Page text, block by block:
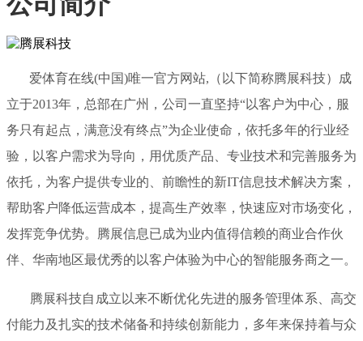
爱体育在线(中国)唯一官方网站,（以下简称腾展科技）成
立于2013年，总部在广州，公司一直坚持“以客户为中心，服
务只有起点，满意没有终点”为企业使命，依托多年的行业经
验，以客户需求为导向，用优质产品、专业技术和完善服务为
依托，为客户提供专业的、前瞻性的新IT信息技术解决方案，
帮助客户降低运营成本，提高生产效率，快速应对市场变化，
发挥竞争优势。腾展信息已成为业内值得信赖的商业合作伙
伴、华南地区最优秀的以客户体验为中心的智能服务商之一。
腾展科技自成立以来不断优化先进的服务管理体系、高交
付能力及扎实的技术储备和持续创新能力，多年来保持着与众